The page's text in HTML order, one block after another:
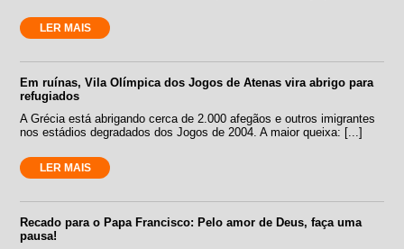
LER MAIS
Em ruínas, Vila Olímpica dos Jogos de Atenas vira abrigo para
refugiados
A Grécia está abrigando cerca de 2.000 afegãos e outros imigrantes
nos estádios degradados dos Jogos de 2004. A maior queixa: [...]
LER MAIS
Recado para o Papa Francisco: Pelo amor de Deus, faça uma
pausa!